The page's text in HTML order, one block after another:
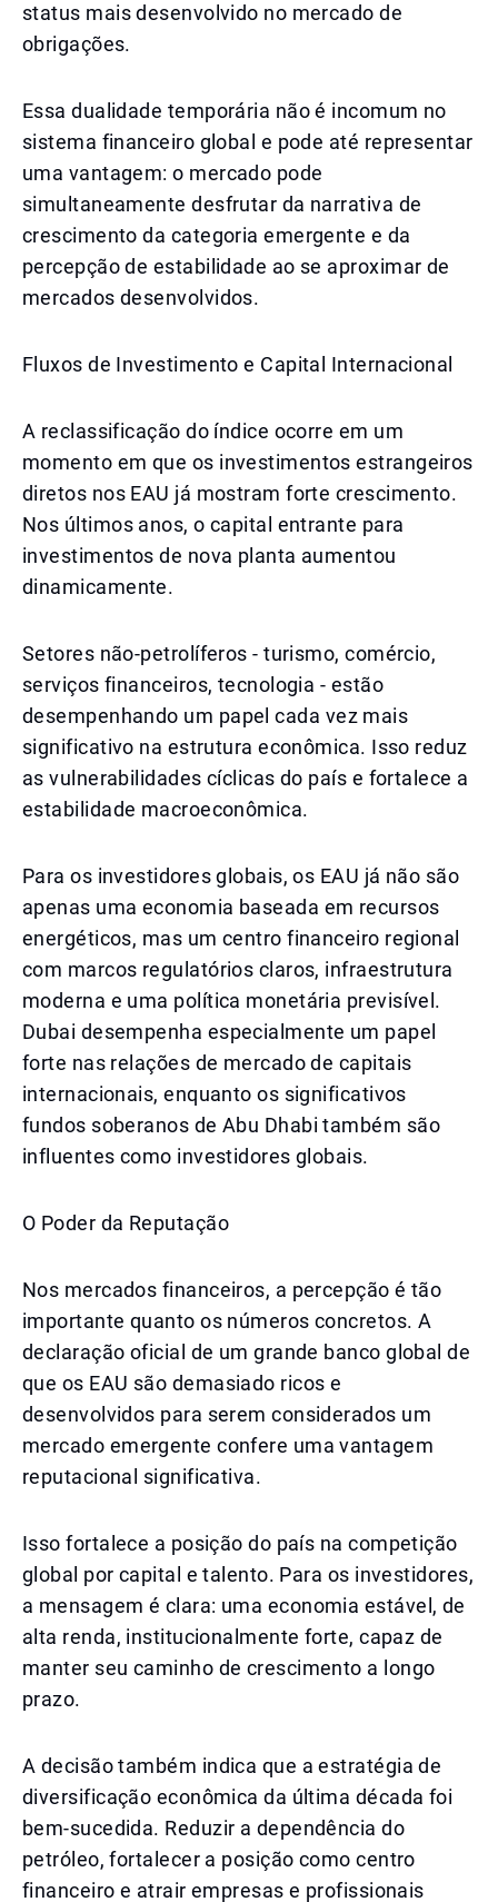
status mais desenvolvido no mercado de
obrigações.
Essa dualidade temporária não é incomum no
sistema financeiro global e pode até representar
uma vantagem: o mercado pode
simultaneamente desfrutar da narrativa de
crescimento da categoria emergente e da
percepção de estabilidade ao se aproximar de
mercados desenvolvidos.
Fluxos de Investimento e Capital Internacional
A reclassificação do índice ocorre em um
momento em que os investimentos estrangeiros
diretos nos EAU já mostram forte crescimento.
Nos últimos anos, o capital entrante para
investimentos de nova planta aumentou
dinamicamente.
Setores não-petrolíferos - turismo, comércio,
serviços financeiros, tecnologia - estão
desempenhando um papel cada vez mais
significativo na estrutura econômica. Isso reduz
as vulnerabilidades cíclicas do país e fortalece a
estabilidade macroeconômica.
Para os investidores globais, os EAU já não são
apenas uma economia baseada em recursos
energéticos, mas um centro financeiro regional
com marcos regulatórios claros, infraestrutura
moderna e uma política monetária previsível.
Dubai desempenha especialmente um papel
forte nas relações de mercado de capitais
internacionais, enquanto os significativos
fundos soberanos de Abu Dhabi também são
influentes como investidores globais.
O Poder da Reputação
Nos mercados financeiros, a percepção é tão
importante quanto os números concretos. A
declaração oficial de um grande banco global de
que os EAU são demasiado ricos e
desenvolvidos para serem considerados um
mercado emergente confere uma vantagem
reputacional significativa.
Isso fortalece a posição do país na competição
global por capital e talento. Para os investidores,
a mensagem é clara: uma economia estável, de
alta renda, institucionalmente forte, capaz de
manter seu caminho de crescimento a longo
prazo.
A decisão também indica que a estratégia de
diversificação econômica da última década foi
bem-sucedida. Reduzir a dependência do
petróleo, fortalecer a posição como centro
financeiro e atrair empresas e profissionais